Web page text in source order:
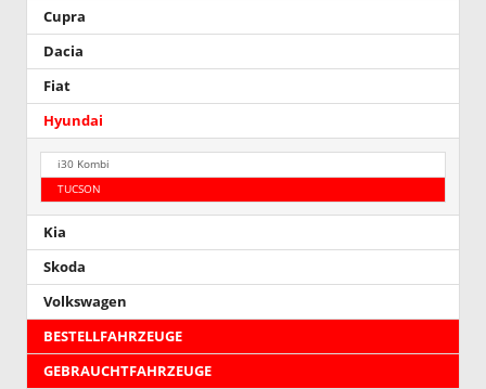
Cupra
Dacia
Fiat
Hyundai
i30 Kombi
TUCSON
Kia
Skoda
Volkswagen
BESTELLFAHRZEUGE
GEBRAUCHTFAHRZEUGE